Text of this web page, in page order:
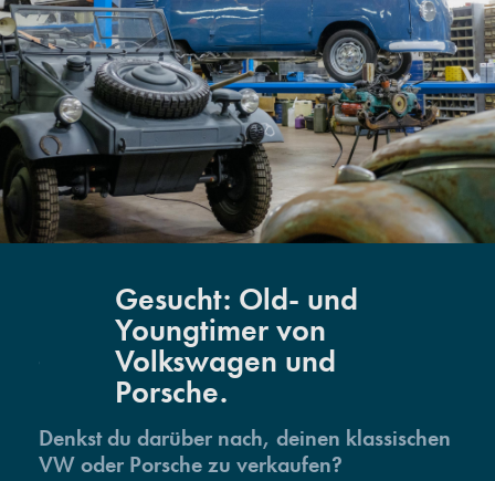
Gesucht: Old- und
Youngtimer von
Volkswagen und
Porsche.
Denkst du darüber nach, deinen klassischen
VW oder Porsche zu verkaufen?